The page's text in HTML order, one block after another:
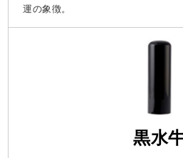
運の象徴。
黒水